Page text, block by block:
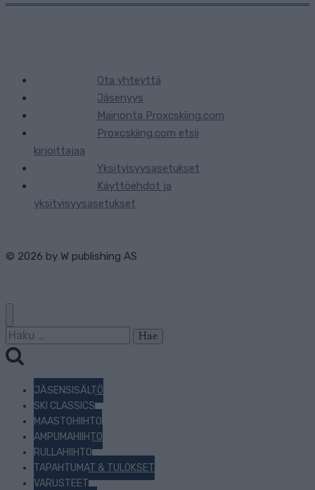
Ota yhteyttä
Jäsenyys
Mainonta Proxcskiing.com
Proxcskiing.com etsii
kirjoittajaa
Yksityisyysasetukset
Käyttöehdot ja
yksityisyysasetukset
© 2026 by W publishing AS
Haku:
JÄSENSISÄLTÖ
SKI CLASSICS
MAASTOHIIHTO
AMPUMAHIIHTO
RULLAHIIHTO
TAPAHTUMAT & TULOKSET
VARUSTEET